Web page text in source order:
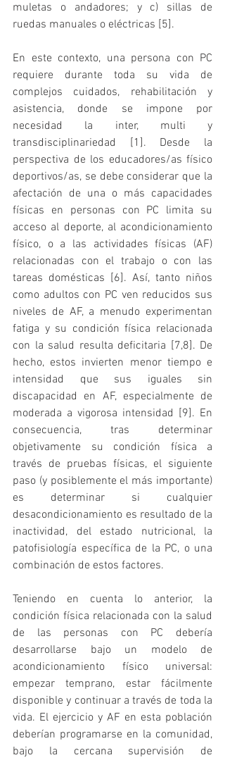
muletas o andadores; y c) sillas de
ruedas manuales o eléctricas [5].
En este contexto, una persona con PC
requiere durante toda su vida de
complejos cuidados, rehabilitación y
asistencia, donde se impone por
necesidad la inter, multi y
transdisciplinariedad [1]. Desde la
perspectiva de los educadores/as físico
deportivos/as, se debe considerar que la
afectación de una o más capacidades
físicas en personas con PC limita su
acceso al deporte, al acondicionamiento
físico, o a las actividades físicas (AF)
relacionadas con el trabajo o con las
tareas domésticas [6]. Así, tanto niños
como adultos con PC ven reducidos sus
niveles de AF, a menudo experimentan
fatiga y su condición física relacionada
con la salud resulta deficitaria [7,8]. De
hecho, estos invierten menor tiempo e
intensidad que sus iguales sin
discapacidad en AF, especialmente de
moderada a vigorosa intensidad [9]. En
consecuencia, tras determinar
objetivamente su condición física a
través de pruebas físicas, el siguiente
paso (y posiblemente el más importante)
es determinar si cualquier
desacondicionamiento es resultado de la
inactividad, del estado nutricional, la
patofisiología específica de la PC, o una
combinación de estos factores.
Teniendo en cuenta lo anterior, la
condición física relacionada con la salud
de las personas con PC debería
desarrollarse bajo un modelo de
acondicionamiento físico universal:
empezar temprano, estar fácilmente
disponible y continuar a través de toda la
vida. El ejercicio y AF en esta población
deberían programarse en la comunidad,
bajo la cercana supervisión de